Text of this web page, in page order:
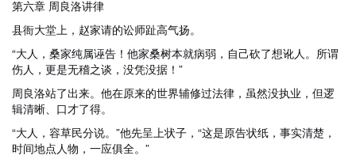
第六章 周良洛讲律
县衙大堂上，赵家请的讼师趾高气扬。
“大人，桑家纯属诬告！他家桑树本就病弱，自己砍了想讹人。所谓
伤人，更是无稽之谈，没凭没据！”
周良洛站了出来。他在原来的世界辅修过法律，虽然没执业，但逻
辑清晰、口才了得。
“大人，容草民分说。”他先呈上状子，“这是原告状纸，事实清楚，
时间地点人物，一应俱全。”